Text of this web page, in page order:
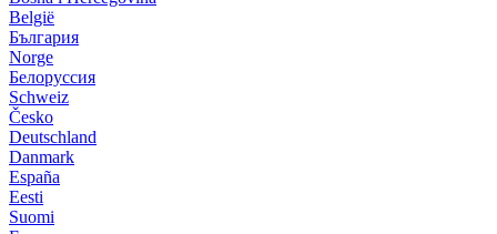
België
България
Norge
Белоруссия
Schweiz
Česko
Deutschland
Danmark
España
Eesti
Suomi